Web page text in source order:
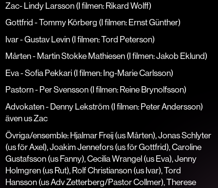
Zac- Lindy Larsson (I filmen: Rikard Wolff)
Gottfrid - Tommy Körberg (I filmen: Ernst Günther)
Ivar - Gustav Levin (I filmen: Tord Peterson)
Mårten - Martin Stokke Mathiesen (I filmen: Jakob Eklund)
Eva - Sofia Pekkari (I filmen: Ing-Marie Carlsson)
Pastorn - Per Svensson (I filmen: Reine Brynolfsson)
Advokaten - Denny Lekström (I filmen: Peter Andersson)
även us Zac
Övriga/ensemble: Hjalmar Freij (us Mårten), Jonas Schlyter
(us för Axel), Joakim Jennefors (us förGottfrid), Caroline
Gustafsson (us Fanny), Cecilia Wrangel (us Eva), Jenny
Holmgren (us Rut), Rolf Christianson (us Ivar), Tord
Hansson (us Adv Zetterberg/Pastor Collmer), Therese